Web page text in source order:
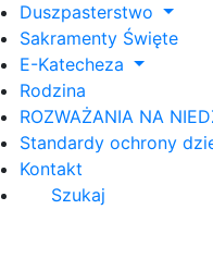
Duszpasterstwo
Sakramenty Święte
E-Katecheza
Rodzina
ROZWAŻANIA NA
Standardy ochrony
Kontakt
Szukaj